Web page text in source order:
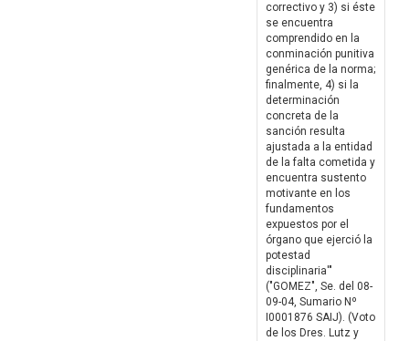
correctivo y 3) si éste
se encuentra
comprendido en la
conminación punitiva
genérica de la norma;
finalmente, 4) si la
determinación
concreta de la
sanción resulta
ajustada a la entidad
de la falta cometida y
encuentra sustento
motivante en los
fundamentos
expuestos por el
órgano que ejerció la
potestad
disciplinaria'"
("GOMEZ", Se. del 08-
09-04, Sumario Nº
I0001876 SAIJ). (Voto
de los Dres. Lutz y